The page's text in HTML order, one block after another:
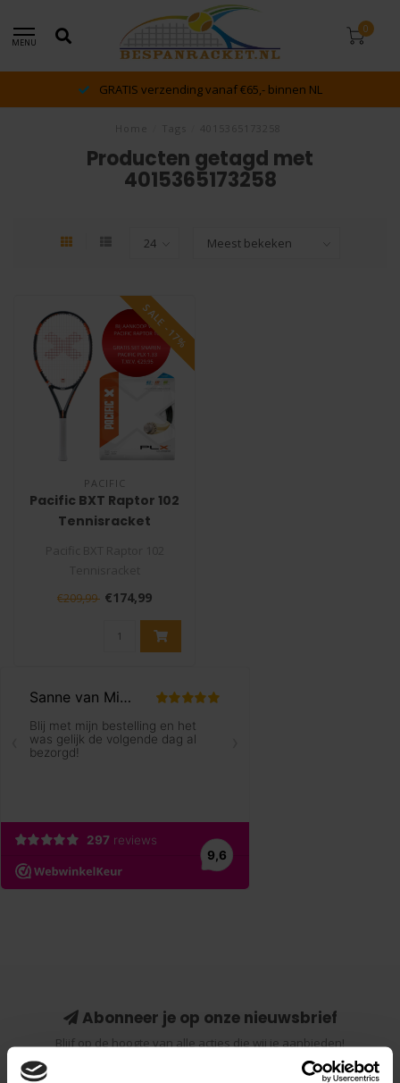
MENU
0
GRATIS verzending vanaf €65,- binnen NL
Producten getagd met
4015365173258
SALE -17%
PACIFIC
Pacific BXT Raptor 102
Tennisracket
De Pacific BXT Raptor 102 is
geschikt voor ..
€209,99 €174,99
Abonneer je op onze nieuwsbrief
Blijf op de hoogte van alle acties die wij je aanbieden!